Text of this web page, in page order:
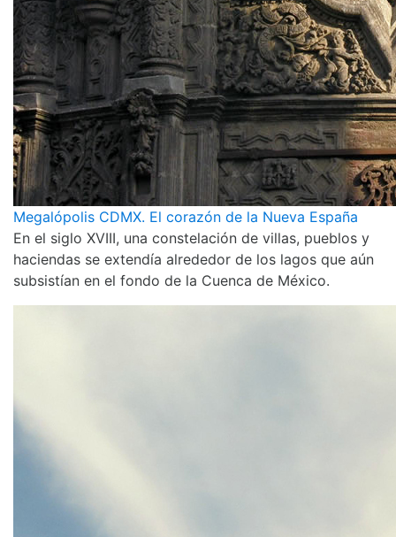
Megalópolis CDMX. El corazón de la Nueva España
En el siglo XVIII, una constelación de villas, pueblos y
haciendas se extendía alrededor de los lagos que aún
subsistían en el fondo de la Cuenca de México.